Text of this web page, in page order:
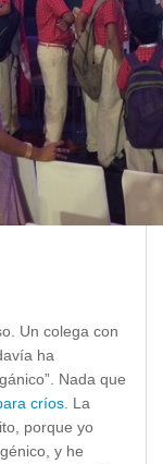
Un colega con
ha
Nada que
críos . La
porque yo
y he